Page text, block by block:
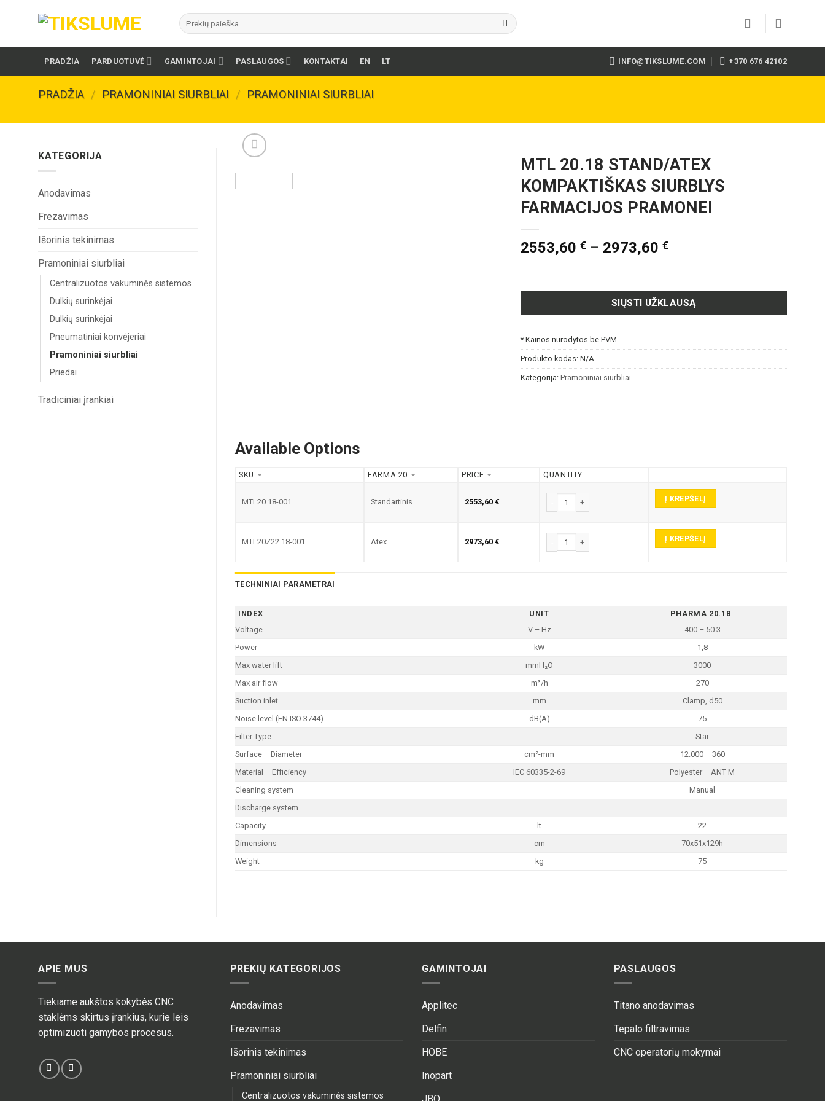
Ieškoti:
PRADŽIA PARDUOTUVĖ GAMINTOJAI PASLAUGOS KONTAKTAI EN LT INFO@TIKSLUME.COM +370 676 42102
PRADŽIA / PRAMONINIAI SIURBLIAI / PRAMONINIAI SIURBLIAI
KATEGORIJA
Anodavimas
Frezavimas
Išorinis tekinimas
Pramoniniai siurbliai
Centralizuotos vakuminės sistemos
Dulkių surinkėjai
Dulkių surinkėjai
Pneumatiniai konvėjeriai
Pramoniniai siurbliai
Priedai
Tradiciniai įrankiai
MTL 20.18 STAND/ATEX
KOMPAKTIŠKAS SIURBLYS
FARMACIJOS PRAMONEI
2553,60 €– 2973,60 €
SIŲSTI UŽKLAUSĄ
* Kainos nurodytos be PVM
Produkto kodas: N/A
Kategorija: Pramoniniai siurbliai
Available Options
SKU FARMA 20 PRICE QUANTITY
MTL20.18-001 Standartinis 2553,60 € produkto kiekis: MTL 20.18 STAND/ATEX KOMPAKTIŠKAS SIURBLYS FARMACIJOS
Į KREPŠELĮ
MTL20Z22.18-001 Atex 2973,60 € produkto kiekis: MTL 20.18 STAND/ATEX KOMPAKTIŠKAS SIURBLYS FARMACIJOS
Į KREPŠELĮ
TECHNINIAI PARAMETRAI
INDEX UNIT
PHARMA 20.18
Voltage
V – Hz
400 – 50 3
Power
kW
1,8
Max water lift
mmH₂O
3000
Max air flow
m³/h
270
Suction inlet
mm
Clamp, d50
Noise level (EN ISO 3744)
dB(A)
75
Filter Type
Star
Surface – Diameter
cm²-mm
12.000 – 360
Material – Efficiency
IEC 60335-2-69
Polyester – ANT M
Cleaning system
Manual
Discharge system
Capacity
lt
22
Dimensions
cm
70x51x129h
Weight
kg 75
APIE MUS
Tiekiame aukštos kokybės CNC
staklėms skirtus įrankius, kurie leis
optimizuoti gamybos procesus.
PREKIŲ KATEGORIJOS
Anodavimas
Frezavimas
Išorinis tekinimas
Pramoniniai siurbliai
Centralizuotos vakuminės sistemos
GAMINTOJAI
Applitec
Delfin
HOBE
Inopart
PASLAUGOS
Titano anodavimas
Tepalo filtravimas
CNC operatorių mokymai